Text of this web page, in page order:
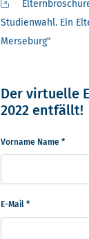
Studienwahl. Ein
Merseburg"
Der virtuelle
2022 entfällt!
Vorname Name *
E-Mail *